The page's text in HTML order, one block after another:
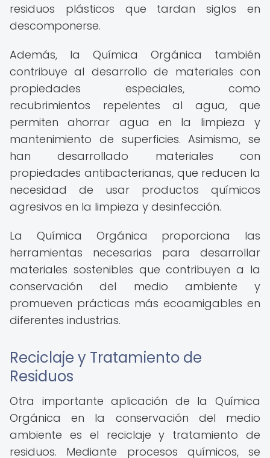
residuos plásticos que tardan siglos en
descomponerse.
Además, la Química Orgánica también
contribuye al desarrollo de materiales con
propiedades especiales, como
recubrimientos repelentes al agua, que
permiten ahorrar agua en la limpieza y
mantenimiento de superficies. Asimismo, se
han desarrollado materiales con
propiedades antibacterianas, que reducen la
necesidad de usar productos químicos
agresivos en la limpieza y desinfección.
La Química Orgánica proporciona las
herramientas necesarias para desarrollar
materiales sostenibles que contribuyen a la
conservación del medio ambiente y
promueven prácticas más ecoamigables en
diferentes industrias.
Reciclaje y Tratamiento de
Residuos
Otra importante aplicación de la Química
Orgánica en la conservación del medio
ambiente es el reciclaje y tratamiento de
residuos. Mediante procesos químicos, se